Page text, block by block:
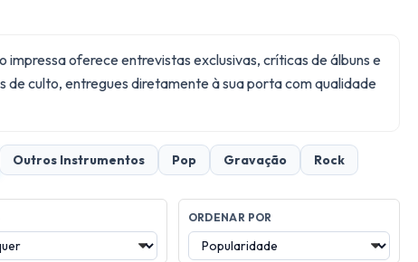
oferece entrevistas exclusivas, críticas de álbuns e
de culto, entregues diretamente à sua porta com qualidade
Outros Instrumentos Pop Gravação Rock
ORDENAR POR